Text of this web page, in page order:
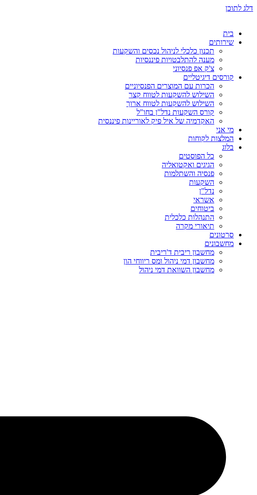
דלג לתוכן
בית
שירותים
תכנון כלכלי לניהול נכסים והשקעות
מענה להתלבטויות פיננסיות
צ'ק אפ פנסיוני
קורסים דיגיטליים
הכרות עם המוצרים הפנסיוניים
השילוש להשקעות לטווח קצר
השילוש להשקעות לטווח ארוך
קורס השקעות נדל"ן בחו"ל
האקדמיה של איל פיק לאוריינות פיננסית
מי אני
המלצות לקוחות
בלוג
כל הפוסטים
הגיגים ואקטואליה
פנסיה והשתלמות
השקעות
נדל"ן
אשראי
ביטוחים
התנהלות כלכלית
תיאורי מקרה
סרטונים
מחשבונים
מחשבון ריבית ד'ריבית
מחשבון דמי ניהול ומס ריווחי הון
מחשבון השוואת דמי ניהול